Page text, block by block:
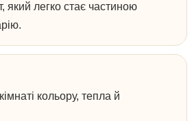
який легко стає частиною
кольору, тепла й